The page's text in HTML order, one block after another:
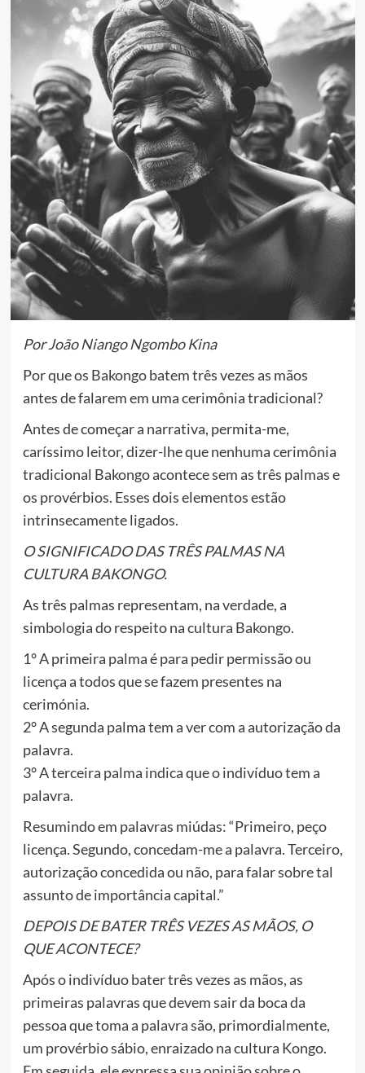
Por João Niango Ngombo Kina
Por que os Bakongo batem três vezes as mãos
antes de falarem em uma cerimônia tradicional?
Antes de começar a narrativa, permita-me,
caríssimo leitor, dizer-lhe que nenhuma cerimônia
tradicional Bakongo acontece sem as três palmas e
os provérbios. Esses dois elementos estão
intrinsecamente ligados.
O SIGNIFICADO DAS TRÊS PALMAS NA
CULTURA BAKONGO.
As três palmas representam, na verdade, a
simbologia do respeito na cultura Bakongo.
1° A primeira palma é para pedir permissão ou
licença a todos que se fazem presentes na
cerimónia.
2° A segunda palma tem a ver com a autorização da
palavra.
3° A terceira palma indica que o indivíduo tem a
palavra.
Resumindo em palavras miúdas: “Primeiro, peço
licença. Segundo, concedam-me a palavra. Terceiro,
autorização concedida ou não, para falar sobre tal
assunto de importância capital.”
DEPOIS DE BATER TRÊS VEZES AS MÃOS, O
QUE ACONTECE?
Após o indivíduo bater três vezes as mãos, as
primeiras palavras que devem sair da boca da
pessoa que toma a palavra são, primordialmente,
um provérbio sábio, enraizado na cultura Kongo.